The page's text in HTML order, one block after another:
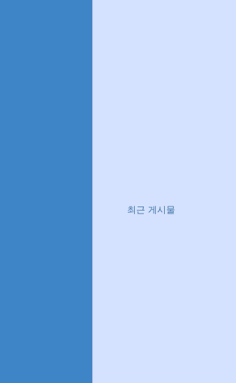
최근 게시물